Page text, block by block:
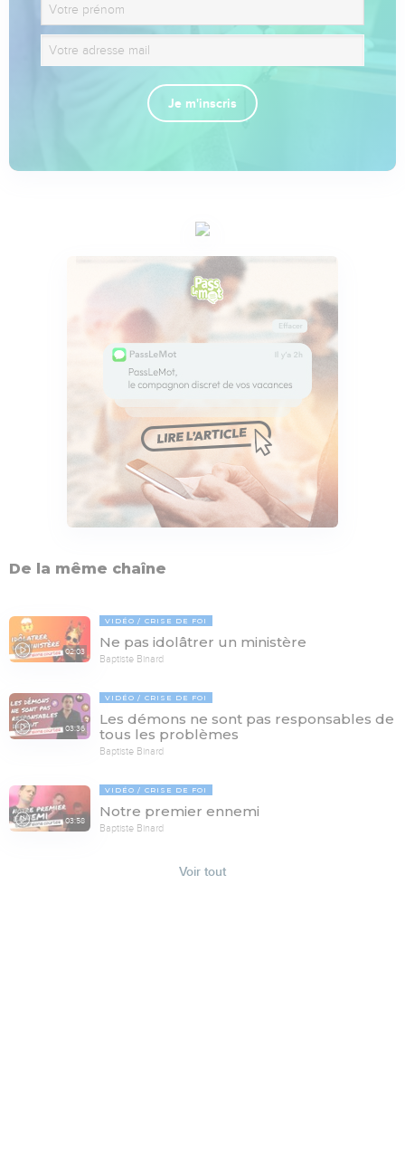
Je m'inscris
De la même chaîne
02:03
VIDÉO CRISE DE FOI
Ne pas idolâtrer un ministère
Baptiste Binard
03:36
VIDÉO CRISE DE FOI
Les démons ne sont pas responsables de
tous les problèmes
Baptiste Binard
03:58
VIDÉO CRISE DE FOI
Notre premier ennemi
Baptiste Binard
Voir tout